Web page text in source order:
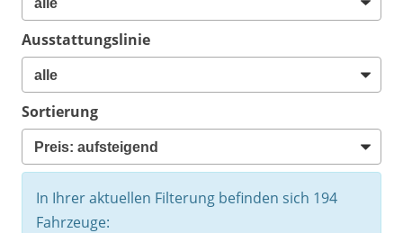
Ausstattungslinie
Sortierung
In Ihrer aktuellen Filterung befinden sich 194
Fahrzeuge: